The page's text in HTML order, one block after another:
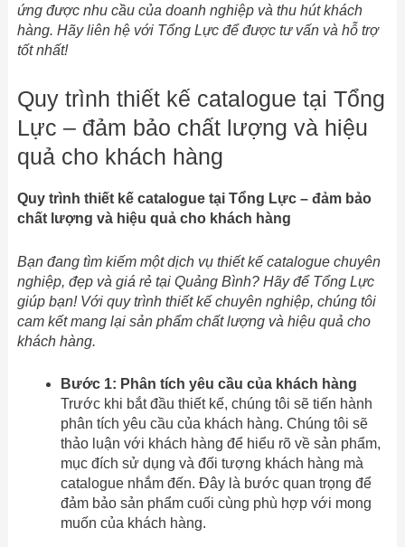
ứng được nhu cầu của doanh nghiệp và thu hút khách
hàng. Hãy liên hệ với Tổng Lực để được tư vấn và hỗ trợ
tốt nhất!
Quy trình thiết kế catalogue tại Tổng
Lực – đảm bảo chất lượng và hiệu
quả cho khách hàng
Quy trình thiết kế catalogue tại Tổng Lực – đảm bảo
chất lượng và hiệu quả cho khách hàng
Bạn đang tìm kiếm một dịch vụ thiết kế catalogue chuyên
nghiệp, đẹp và giá rẻ tại Quảng Bình? Hãy để Tổng Lực
giúp bạn! Với quy trình thiết kế chuyên nghiệp, chúng tôi
cam kết mang lại sản phẩm chất lượng và hiệu quả cho
khách hàng.
Bước 1: Phân tích yêu cầu của khách hàng
Trước khi bắt đầu thiết kế, chúng tôi sẽ tiến hành
phân tích yêu cầu của khách hàng. Chúng tôi sẽ
thảo luận với khách hàng để hiểu rõ về sản phẩm,
mục đích sử dụng và đối tượng khách hàng mà
catalogue nhắm đến. Đây là bước quan trọng để
đảm bảo sản phẩm cuối cùng phù hợp với mong
muốn của khách hàng.